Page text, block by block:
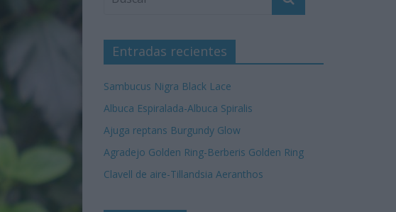
Entradas recientes
Sambucus Nigra Black Lace
Albuca Espiralada-Albuca Spiralis
Ajuga reptans Burgundy Glow
Agradejo Golden Ring-Berberis Golden Ring
Clavell de aire-Tillandsia Aeranthos